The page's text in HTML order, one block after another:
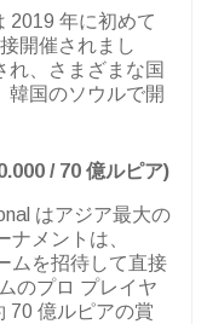
2019 年に初めて
開催されまし
れ、さまざまな国
韓国のソウルで開
/ 70 億ルピア)
はアジア最大の
メントは、
ムを招待して直接
のプロ プレイヤ
70 億ルピアの賞